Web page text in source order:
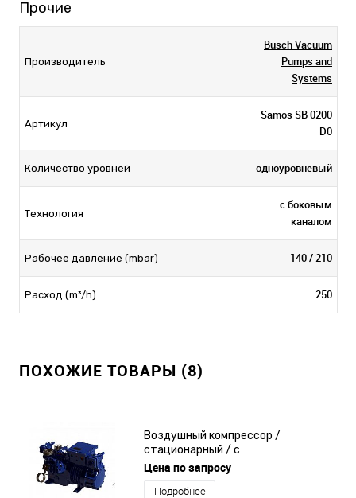
Прочие
Производитель
Busch Vacuum
Pumps and
Systems
Артикул
Samos SB 0200
D0
Количество уровней одноуровневый
Технология
с боковым
каналом
Рабочее давление (mbar) 140 / 210
Расход (m³/h) 250
ПОХОЖИЕ ТОВАРЫ (8)
Воздушный компрессор /
стационарный / с
электродвигателем / переменная
производительность
Цена по запросу
Подробнее